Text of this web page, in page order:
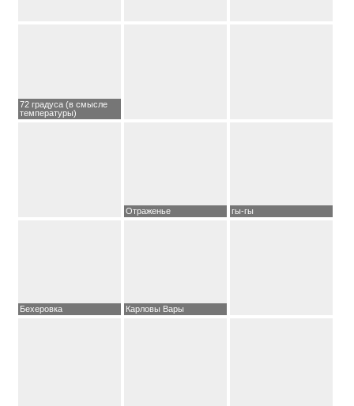
72 градуса (в смысле
температуры)
Отраженье гы-гы
Бехеровка Карловы Вары